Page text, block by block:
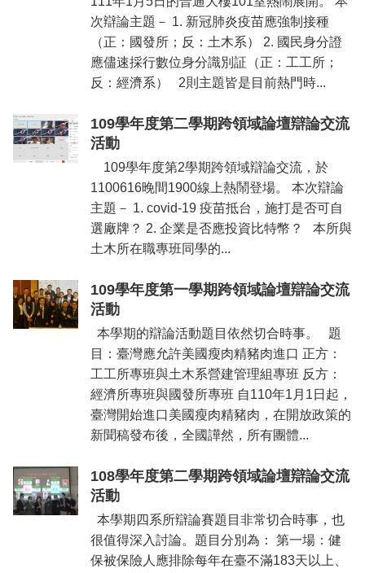
次辯論主題－ 1. 新冠肺炎疫苗應強制接種
（正：國發所；反：土木系） 2. 國民身分證
應儘速採行數位身分識別証（正：工工所；
反：經濟系） 2則主題皆是目前熱門時...
109學年度第二學期跨領域論壇辯論交流
活動
109學年度第2學期跨領域辯論交流，於
1100616晚間1900線上熱鬧登場。 本次辯論
主題－ 1. covid-19 疫苗抵台，施打是否可自
選廠牌？ 2. 企業是否應投資比特幣？ 本所與
土木所在職專班同學的...
109學年度第一學期跨領域論壇辯論交流
活動
本學期的辯論活動題目依然切合時事。 題
目：臺灣應允許美國瘦肉精豬肉進口 正方：
工工所專班與土木系營建管理組專班 反方：
經濟所專班與國發所專班 自110年1月1日起，
臺灣開始進口美國瘦肉精豬肉，在開放政策的
新聞稿發布後，全國譁然，所有團體...
108學年度第二學期跨領域論壇辯論交流
活動
本學期四系所辯論賽題目非常切合時事，也
很值得深入討論。題目分別為： 第一場：健
保被保險人應排除每年在臺不滿183天以上、